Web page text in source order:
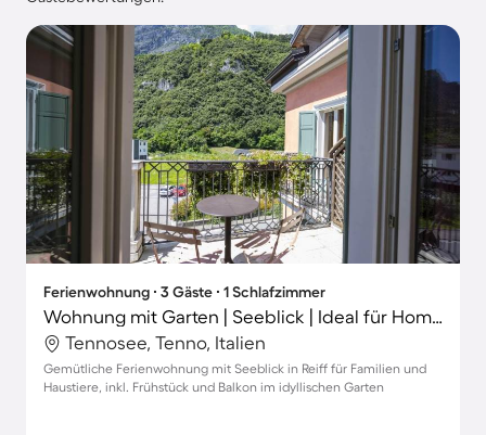
Ferienwohnung ∙ 3 Gäste ∙ 1 Schlafzimmer
Wohnung mit Garten | Seeblick | Ideal für Homeoffice
Tennosee, Tenno, Italien
Gemütliche Ferienwohnung mit Seeblick in Reiff für Familien und
Haustiere, inkl. Frühstück und Balkon im idyllischen Garten